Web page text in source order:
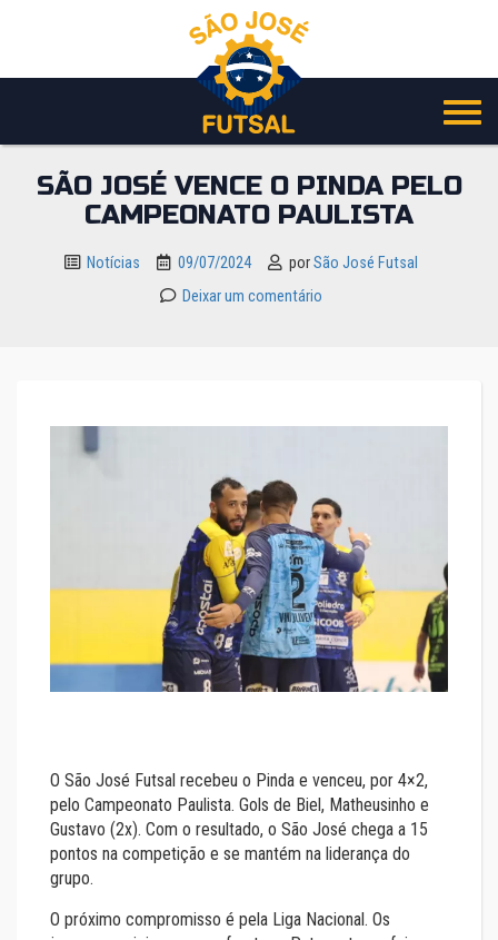
o
SÃO JOSÉ VENCE O PINDA PELO
CAMPEONATO PAULISTA
Notícias 09/07/2024 porSão José Futsal
Deixar um comentário
O São José Futsal recebeu o Pinda e venceu, por 4×2,
pelo Campeonato Paulista. Gols de Biel, Matheusinho e
Gustavo (2x). Com o resultado, o São José chega a 15
pontos na competição e se mantém na liderança do
grupo.
O próximo compromisso é pela Liga Nacional. Os